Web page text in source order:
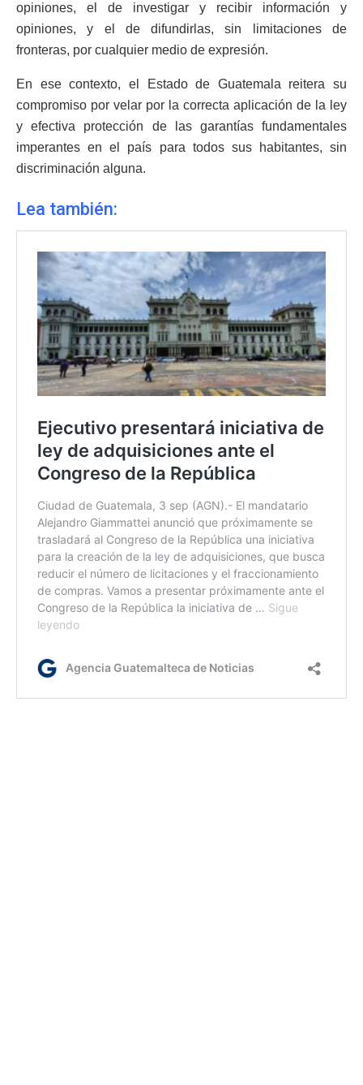
opiniones, el de investigar y recibir información y
opiniones, y el de difundirlas, sin limitaciones de
fronteras, por cualquier medio de expresión.
En ese contexto, el Estado de Guatemala reitera su
compromiso por velar por la correcta aplicación de la ley
y efectiva protección de las garantías fundamentales
imperantes en el país para todos sus habitantes, sin
discriminación alguna.
Lea también: